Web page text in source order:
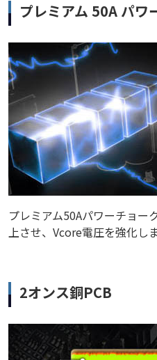
プレミアム 50A パワ
プレミアム50Aパワーチョー
上させ、Vcore電圧を強化しま
2オンス銅PCB